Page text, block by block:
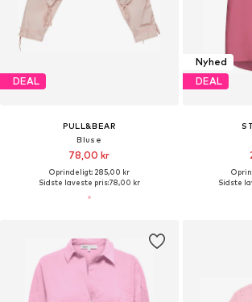
DEAL
PULL&BEAR
Bluse
78,00 kr
Oprindeligt: 285,00 kr
Sidste laveste pris:78,00 kr
Nyhed
DEAL
Sidste